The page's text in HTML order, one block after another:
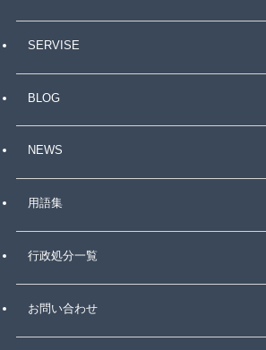
SERVISE
BLOG
NEWS
用語集
行政処分一覧
お問い合わせ